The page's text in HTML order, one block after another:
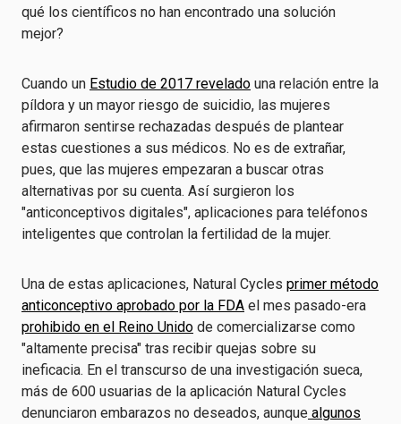
qué los científicos no han encontrado una solución
mejor?
Cuando un Estudio de 2017 revelado una relación entre la
píldora y un mayor riesgo de suicidio, las mujeres
afirmaron sentirse rechazadas después de plantear
estas cuestiones a sus médicos. No es de extrañar,
pues, que las mujeres empezaran a buscar otras
alternativas por su cuenta. Así surgieron los
"anticonceptivos digitales", aplicaciones para teléfonos
inteligentes que controlan la fertilidad de la mujer.
Una de estas aplicaciones, Natural Cycles primer método
anticonceptivo aprobado por la FDA el mes pasado-era
prohibido en el Reino Unido de comercializarse como
"altamente precisa" tras recibir quejas sobre su
ineficacia. En el transcurso de una investigación sueca,
más de 600 usuarias de la aplicación Natural Cycles
denunciaron embarazos no deseados, aunque algunos